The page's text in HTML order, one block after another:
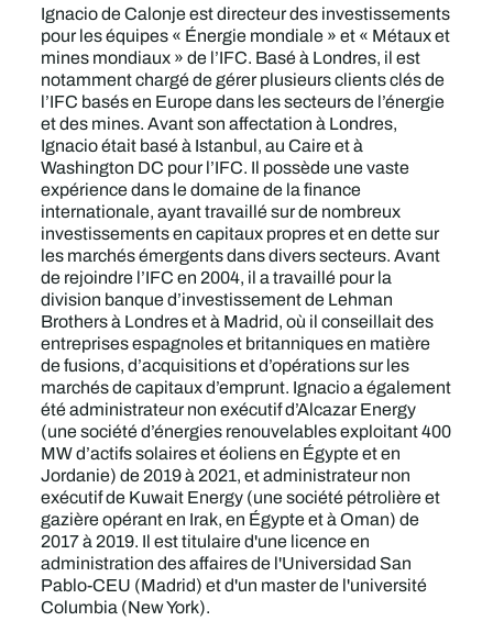
Ignacio de Calonje est directeur des investissements
pour les équipes « Énergie mondiale » et « Métaux et
mines mondiaux » de l’IFC. Basé à Londres, il est
notamment chargé de gérer plusieurs clients clés de
l’IFC basés en Europe dans les secteurs de l’énergie
et des mines. Avant son affectation à Londres,
Ignacio était basé à Istanbul, au Caire et à
Washington DC pour l’IFC. Il possède une vaste
expérience dans le domaine de la finance
internationale, ayant travaillé sur de nombreux
investissements en capitaux propres et en dette sur
les marchés émergents dans divers secteurs. Avant
de rejoindre l’IFC en 2004, il a travaillé pour la
division banque d’investissement de Lehman
Brothers à Londres et à Madrid, où il conseillait des
entreprises espagnoles et britanniques en matière
de fusions, d’acquisitions et d’opérations sur les
marchés de capitaux d’emprunt. Ignacio a également
été administrateur non exécutif d’Alcazar Energy
(une société d’énergies renouvelables exploitant 400
MW d’actifs solaires et éoliens en Égypte et en
Jordanie) de 2019 à 2021, et administrateur non
exécutif de Kuwait Energy (une société pétrolière et
gazière opérant en Irak, en Égypte et à Oman) de
2017 à 2019. Il est titulaire d'une licence en
administration des affaires de l'Universidad San
Pablo-CEU (Madrid) et d'un master de l'université
Columbia (New York).